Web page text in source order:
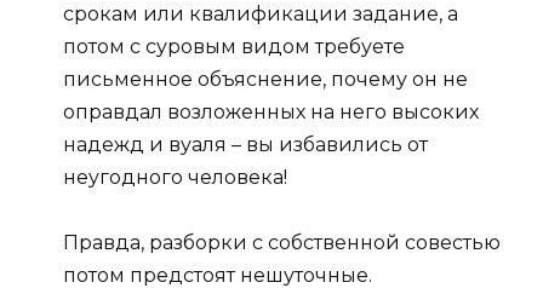
срокам или квалификации задание, а
потом с суровым видом требуете
письменное объяснение, почему он не
оправдал возложенных на него высоких
надежд и вуаля – вы избавились от
неугодного человека!
Правда, разборки с собственной совестью
потом предстоят нешуточные.